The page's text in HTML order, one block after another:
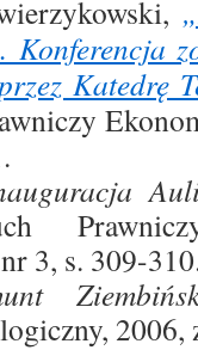
Konferencja
Katedrę
3, s. 309-
2006,